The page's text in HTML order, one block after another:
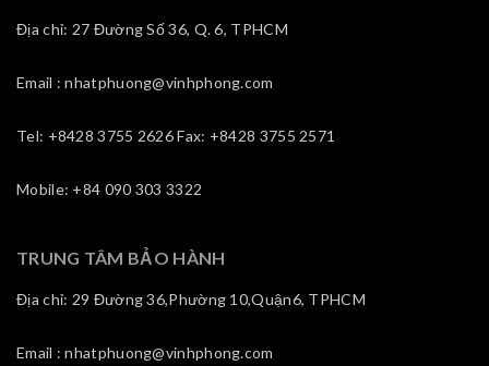
Địa chỉ: 27 Đường Số 36, Q. 6, TPHCM
Email : nhatphuong@vinhphong.com
Tel: +8428 3755 2626 Fax: +8428 3755 2571
Mobile: +84 090 303 3322
TRUNG TÂM BẢO HÀNH
Địa chỉ: 29 Đường 36,Phường 10,Quận6, TPHCM
Email : nhatphuong@vinhphong.com